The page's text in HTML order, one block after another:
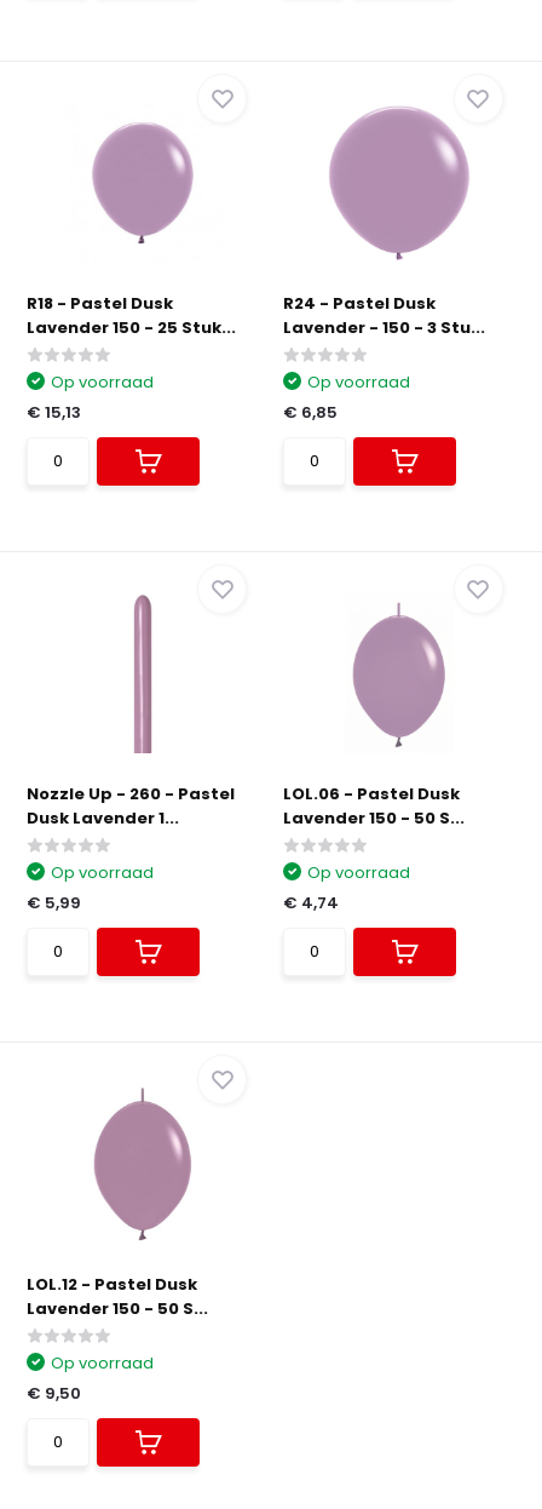
R18 - Pastel Dusk
Lavender 150 - 25 Stuk...
Op voorraad
€ 15,13
R24 - Pastel Dusk
Lavender - 150 - 3 Stu...
Op voorraad
€ 6,85
Nozzle Up - 260 - Pastel
Dusk Lavender 1...
Op voorraad
€ 5,99
LOL.06 - Pastel Dusk
Lavender 150 - 50 S...
Op voorraad
€ 4,74
LOL.12 - Pastel Dusk
Lavender 150 - 50 S...
Op voorraad
€ 9,50